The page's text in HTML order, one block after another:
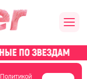
Политикой
новости